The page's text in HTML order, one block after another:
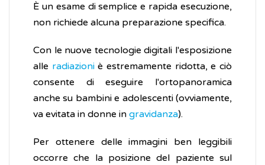
È un esame di semplice e rapida esecuzione,
non richiede alcuna preparazione specifica.
Con le nuove tecnologie digitali l'esposizione
alle radiazioniè estremamente ridotta, e ciò
consente di eseguire l'ortopanoramica
anche su bambini e adolescenti (ovviamente,
va evitata in donne in gravidanza).
Per ottenere delle immagini ben leggibili
occorre che la posizione del paziente sul